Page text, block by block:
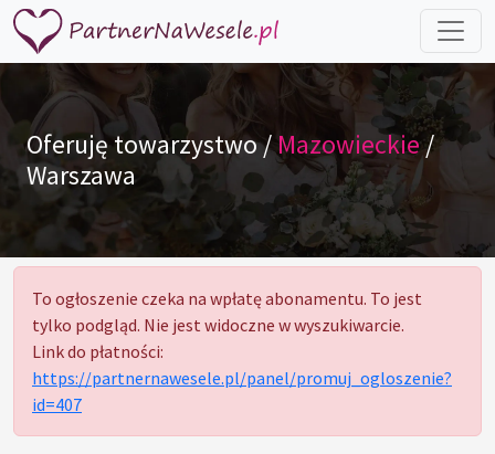
Oferuję towarzystwo /Mazowieckie/
Warszawa
To ogłoszenie czeka na wpłatę abonamentu. To jest
tylko podgląd. Nie jest widoczne w wyszukiwarcie.
Link do płatności:
https://partnernawesele.pl/panel/promuj_ogloszenie?
id=407